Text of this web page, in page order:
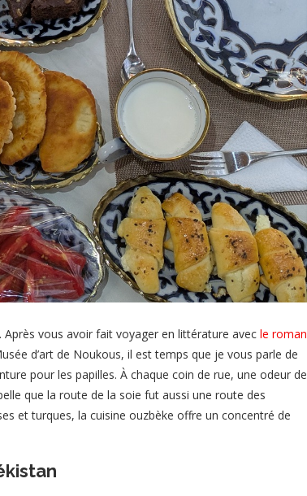
. Après vous avoir fait voyager en littérature avec le roman
d’art de Noukous, il est temps que je vous parle de
pour les papilles. À chaque coin de rue, une odeur de
que la route de la soie fut aussi une route des
et turques, la cuisine ouzbèke offre un concentré de